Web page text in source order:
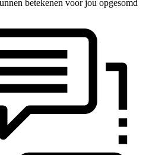
betekenen voor jou opgesomd